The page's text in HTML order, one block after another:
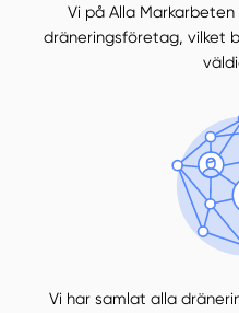
Vi på Alla
dräneringsföretag, vilket
Vi har samlat alla